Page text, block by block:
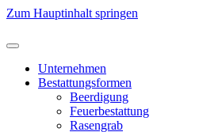
Zum Hauptinhalt springen
Unternehmen
Bestattungsformen
Beerdigung
Feuerbestattung
Rasengrab